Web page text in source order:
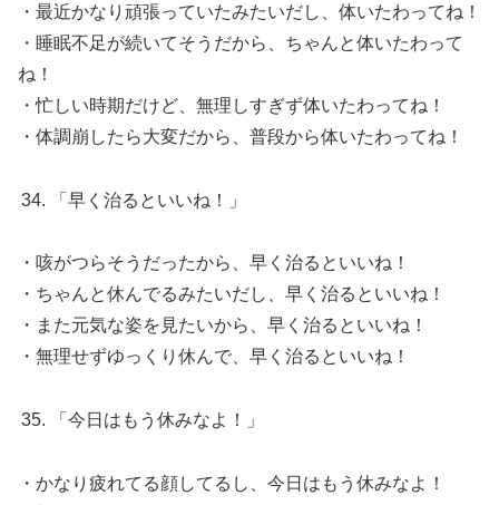
・最近かなり頑張っていたみたいだし、体いたわってね！
・睡眠不足が続いてそうだから、ちゃんと体いたわって
ね！
・忙しい時期だけど、無理しすぎず体いたわってね！
・体調崩したら大変だから、普段から体いたわってね！
「早く治るといいね！」
・咳がつらそうだったから、早く治るといいね！
・ちゃんと休んでるみたいだし、早く治るといいね！
・また元気な姿を見たいから、早く治るといいね！
・無理せずゆっくり休んで、早く治るといいね！
「今日はもう休みなよ！」
・かなり疲れてる顔してるし、今日はもう休みなよ！